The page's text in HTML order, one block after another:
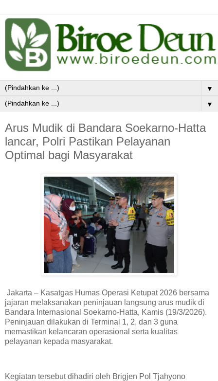
▼
▼
Arus Mudik di Bandara Soekarno-Hatta
lancar, Polri Pastikan Pelayanan
Optimal bagi Masyarakat
Jakarta – Kasatgas Humas Operasi Ketupat 2026 bersama
jajaran melaksanakan peninjauan langsung arus mudik di
Bandara Internasional Soekarno-Hatta, Kamis (19/3/2026).
Peninjauan dilakukan di Terminal 1, 2, dan 3 guna
memastikan kelancaran operasional serta kualitas
pelayanan kepada masyarakat.
Kegiatan tersebut dihadiri oleh Brigjen Pol Tjahyono